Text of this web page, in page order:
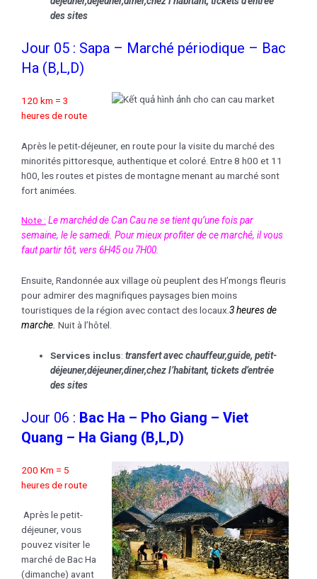
des sites
Jour 05 : Sapa – Marché périodique – Bac
Ha (B,L,D)
120 km = 3
heures de route
Après le petit-déjeuner, en route pour la visite du marché des
minorités pittoresque, authentique et coloré. Entre 8 h00 et 11
h00, les routes et pistes de montagne menant au marché sont
fort animées.
Note : Le marchéd de Can Cau ne se tient qu’une fois par
semaine, le le samedi. Pour mieux profiter de ce marché, il vous
faut partir tôt, vers 6H45 ou 7H00.
Ensuite, Randonnée aux village où peuplent des H’mongs fleuris
pour admirer des magnifiques paysages bien moins
touristiques de la région avec contact des locaux.3 heures de
marche. Nuit à l’hôtel.
Services inclus:transfert avec chauffeur,guide, petit-
déjeuner,déjeuner,diner,chez l’habitant, tickets d’entrée
des sites
Jour 06 : Bac Ha – Pho Giang – Viet
Quang – Ha Giang (B,L,D)
200 Km = 5
heures de route
Après le petit-
déjeuner, vous
pouvez visiter le
marché de Bac Ha
(dimanche) avant